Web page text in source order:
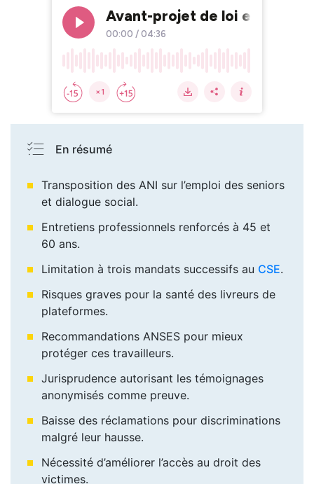
En résumé
Transposition des ANI sur l’emploi des seniors
et dialogue social.
Entretiens professionnels renforcés à 45 et
60 ans.
Limitation à trois mandats successifs au CSE.
Risques graves pour la santé des livreurs de
plateformes.
Recommandations ANSES pour mieux
protéger ces travailleurs.
Jurisprudence autorisant les témoignages
anonymisés comme preuve.
Baisse des réclamations pour discriminations
malgré leur hausse.
Nécessité d’améliorer l’accès au droit des
victimes.